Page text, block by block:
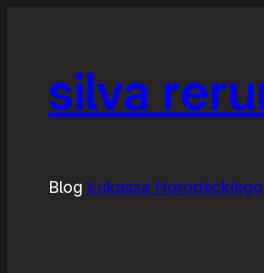
silva
Blog Łukasza Horodeckiego